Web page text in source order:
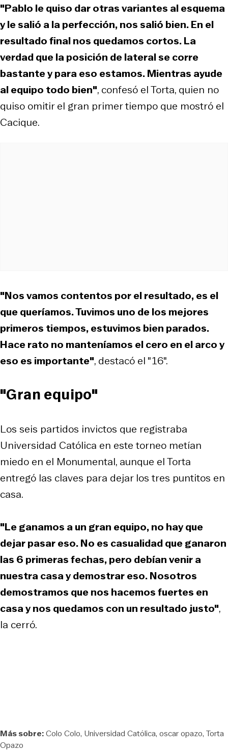
"Pablo le quiso dar otras variantes al esquema
y le salió a la perfección, nos salió bien. En el
resultado final nos quedamos cortos. La
verdad que la posición de lateral se corre
bastante y para eso estamos. Mientras ayude
al equipo todo bien", confesó el Torta, quien no
quiso omitir el gran primer tiempo que mostró el
Cacique.
"Nos vamos contentos por el resultado, es el
que queríamos. Tuvimos uno de los mejores
primeros tiempos, estuvimos bien parados.
Hace rato no manteníamos el cero en el arco y
eso es importante", destacó el "16".
"Gran equipo"
Los seis partidos invictos que registraba
Universidad Católica en este torneo metían
miedo en el Monumental, aunque el Torta
entregó las claves para dejar los tres puntitos en
casa.
"Le ganamos a un gran equipo, no hay que
dejar pasar eso. No es casualidad que ganaron
las 6 primeras fechas, pero debían venir a
nuestra casa y demostrar eso. Nosotros
demostramos que nos hacemos fuertes en
casa y nos quedamos con un resultado justo",
la cerró.
Más sobre:Colo Colo Universidad Católica oscar opazo Torta
Opazo